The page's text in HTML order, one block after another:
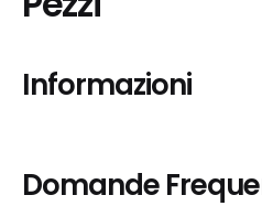
Informazioni
Domande